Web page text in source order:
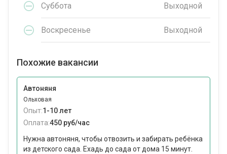
Суббота Выходной
Воскресенье Выходной
Похожие вакансии
Автоняня
Ольховая
Опыт:1-10 лет
Оплата:450 руб/час
Нужна автоняня, чтобы отвозить и забирать ребёнка
из детского сада. Ехадь до сада от дома 15 минут.